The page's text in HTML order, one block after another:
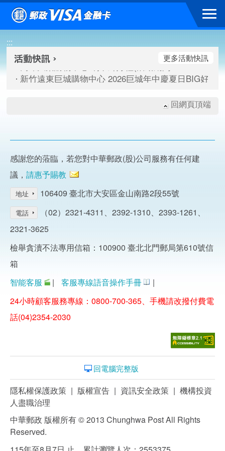
跳到主要內容區塊
:::
高雄大樂購物中心 刷卡郵好禮(活動期間：115/08/07-
臺北三創生活 有點東西第2波 刷卡郵好禮(活動期間：
高雄大樂購物中心 刷卡郵好禮(活動期間：115/08/07-
新竹遠東巨城購物中心 2026巨城年中慶夏日BIG好刷(
更多活動快訊
回網頁頂端
感謝您的蒞臨，若您對中華郵政(股)公司服務有任何建
議， 請惠予賜教
地址 106409 臺北市大安區金山南路2段55號
電話
（02）2321-4311、2392-1310、2393-1261、
2321-3625
檢舉貪瀆不法專用信箱：100900 臺北北門郵局第610號信
箱
智能客服
| 客服專線語音操作手冊
|
24小時顧客服務專線：0800-700-365、手機請改撥付費電
話(04)2354-2030
回電腦完整版
隱私權保護政策 | 版權宣告 | 資訊安全政策 | 機構投資
人盡職治理
中華郵政 版權所有 © 2013 Chunghwa Post All Rights
Reserved.